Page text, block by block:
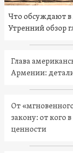
Что обсуждают
Утренний обзор
Глава
Армении:
От
закону: от кого
ценности